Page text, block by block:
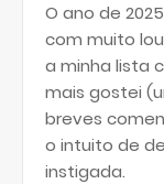
O ano de
com muito
a minha lista
mais gostei
breves
o intuito de
instigada.